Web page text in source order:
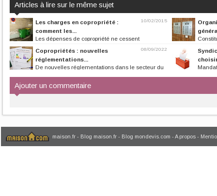
Articles à lire sur le même sujet
10/02/2015
Les charges en copropriété :
comment les...
Les dépenses de copropriété ne cessent
d’augmenter, et ce bien plus que...
08/09/2022
Copropriétés : nouvelles
réglementations...
De nouvelles réglementations dans le secteur du
Ajouter un commentaire
maison.fr - Blog maison.fr - Blog mondevis.com - A propos -